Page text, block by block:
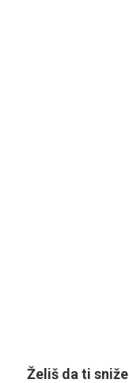
Želiš da ti